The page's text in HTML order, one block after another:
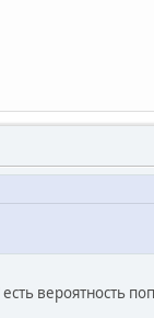
вероятность